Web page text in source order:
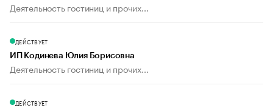
Деятельность гостиниц и прочих...
ДЕЙСТВУЕТ
ИП Кодинева Юлия Борисовна
Деятельность гостиниц и прочих...
ДЕЙСТВУЕТ